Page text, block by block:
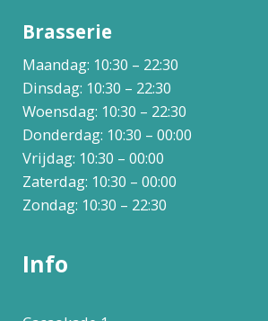
Brasserie
Maandag: 10:30 – 22:30
Dinsdag: 10:30 – 22:30
Woensdag: 10:30 – 22:30
Donderdag: 10:30 – 00:00
Vrijdag: 10:30 – 00:00
Zaterdag: 10:30 – 00:00
Zondag: 10:30 – 22:30
Info